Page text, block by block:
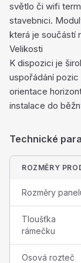
světlo či wifi
stavebnici.
která je součástí
Velikosti
K dispozici je
uspořádání
orientace
instalace do
Technické
ROZMĚRY
Rozměry
Tloušťka
rámečku
Osová rozteč